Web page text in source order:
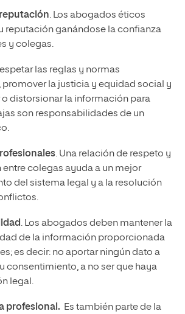
. Los abogados éticos
reputación ganándose la confianza
y colegas.
las reglas y normas
la justicia y equidad social y
distorsionar la información para
son responsabilidades de un
. Una relación de respeto y
colegas ayuda a un mejor
del sistema legal y a la resolución
. Los abogados deben mantener la
de la información proporcionada
es decir: no aportar ningún dato a
consentimiento, a no ser que haya
legal.
profesional. Es también parte de la